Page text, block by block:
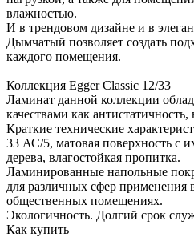
влажностью.
И в трендовом дизайне и в
Дымчатый позволяет создать
каждого помещения.
Коллекция Egger Classic 12/33
Ламинат данной коллекции
качествами как антистатичность,
Краткие технические
33 АС/5, матовая поверхность с
дерева, влагостойкая пропитка.
Ламинированные напольные
для различных сфер применения
общественных помещениях.
Экологичность. Долгий срок
Как купить